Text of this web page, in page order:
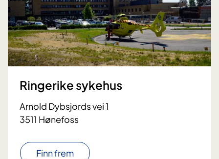
Ringerike sykehus
Arnold Dybsjords vei 1
3511 Hønefoss
Finn frem